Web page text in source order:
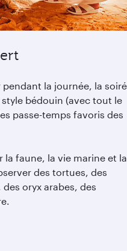
la journée, la
bédouin (avec tout le
passe-temps favoris des
la faune, la vie marine et la
des tortues, des
oryx arabes, des